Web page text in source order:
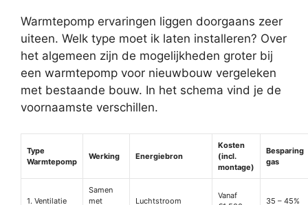
Warmtepomp ervaringen liggen doorgaans zeer
uiteen. Welk type moet ik laten installeren? Over
het algemeen zijn de mogelijkheden groter bij
een warmtepomp voor nieuwbouw vergeleken
met bestaande bouw. In het schema vind je de
voornaamste verschillen.
Type
Warmtepomp
Werking Energiebron
Kosten
(incl.
montage)
Besparing
gas
1. Ventilatie
Samen
met
Luchtstroom
Vanaf
35 – 45%